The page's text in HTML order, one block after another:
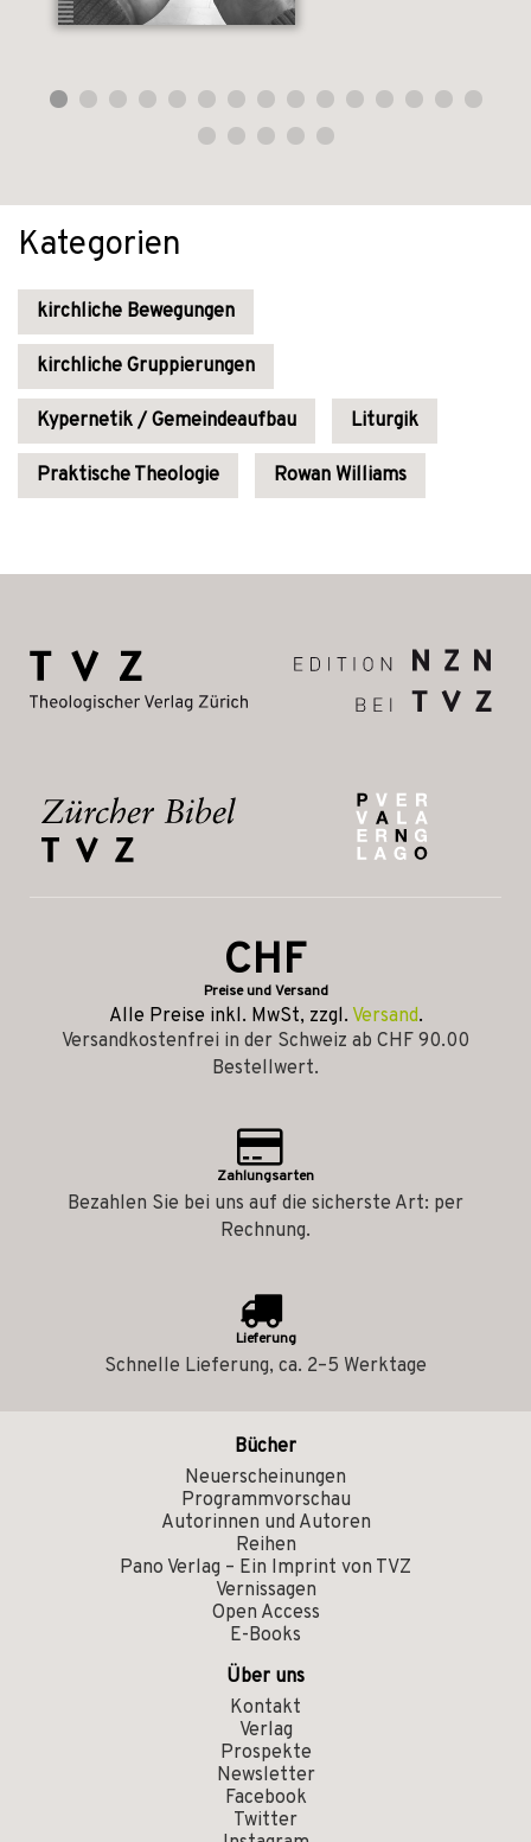
Kategorien
kirchliche Bewegungen
kirchliche Gruppierungen
Kypernetik / Gemeindeaufbau Liturgik
Praktische Theologie Rowan Williams
CHF
Preise und Versand
Alle Preise inkl. MwSt, zzgl. Versand.
Versandkostenfrei in der Schweiz ab CHF 90.00
Bestellwert.
Zahlungsarten
Bezahlen Sie bei uns auf die sicherste Art: per
Rechnung.
Lieferung
Schnelle Lieferung, ca. 2–5 Werktage
Bücher
Neuerscheinungen
Programmvorschau
Autorinnen und Autoren
Reihen
Pano Verlag – Ein Imprint von TVZ
Vernissagen
Open Access
E-Books
Über uns
Kontakt
Verlag
Prospekte
Newsletter
Facebook
Twitter